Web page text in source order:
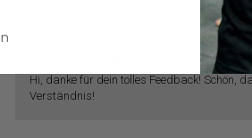
Alles Top - super funktioneller Rucksack in
antwortete:
Hi, danke für dein tolles Feedback! Schön,
Verständnis!